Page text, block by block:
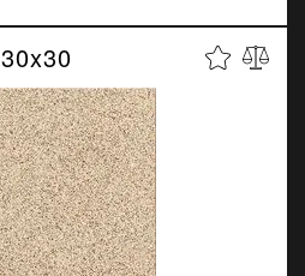
30x30